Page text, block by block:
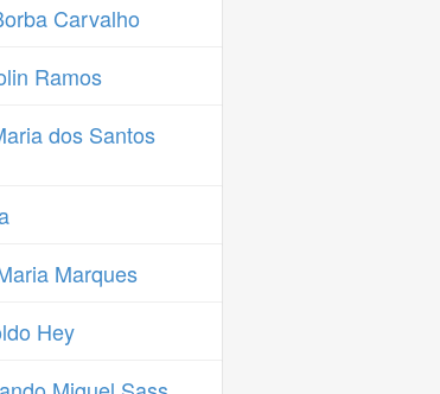
Carvalho
Ramos
dos Santos
Marques
Hey